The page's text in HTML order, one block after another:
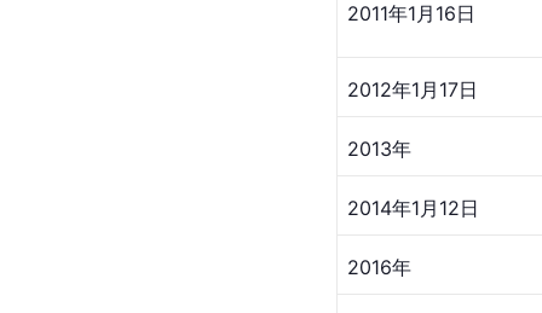
2011年1月16日
2012年1月17日
2013年
2014年1月12日
2016年